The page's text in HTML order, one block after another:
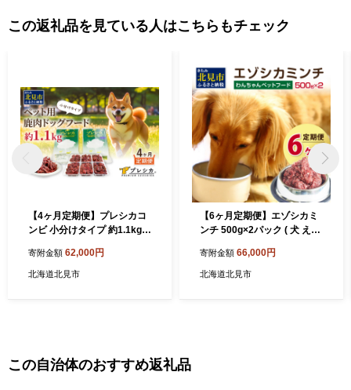
この返礼品を見ている人はこちらもチェック
【4ヶ月定期便】プレシカコ
ンビ 小分けタイプ 約1.1kg
肉 ペットフード 愛犬 ミンチ
ロース 定期便 )【999-022
寄附金額 62,000円
北海道北見市
【6ヶ月定期便】エゾシカミ
ンチ 500g×2パック ( 犬 えさ
ゾシカ肉 鹿肉 健康 定期便 ミ
ンチ )【999-0226】
寄附金額 66,000円
北海道北見市
この自治体のおすすめ返礼品